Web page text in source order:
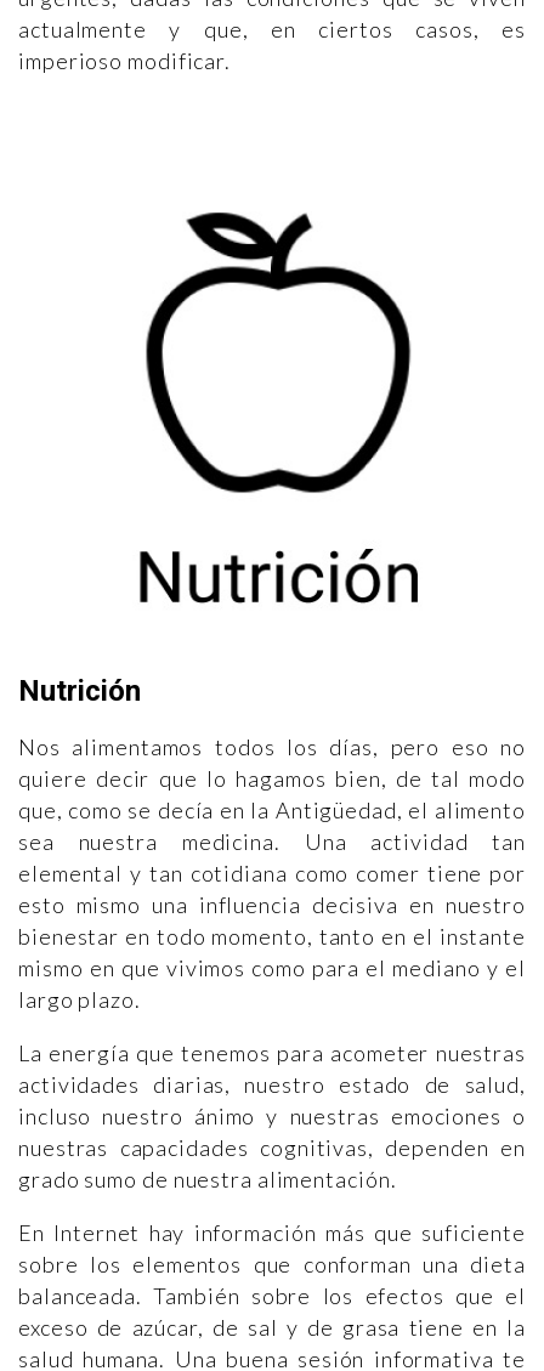
actualmente y que, en ciertos casos, es
imperioso modificar.
Nutrición
Nos alimentamos todos los días, pero eso no
quiere decir que lo hagamos bien, de tal modo
que, como se decía en la Antigüedad, el alimento
sea nuestra medicina. Una actividad tan
elemental y tan cotidiana como comer tiene por
esto mismo una influencia decisiva en nuestro
bienestar en todo momento, tanto en el instante
mismo en que vivimos como para el mediano y el
largo plazo.
La energía que tenemos para acometer nuestras
actividades diarias, nuestro estado de salud,
incluso nuestro ánimo y nuestras emociones o
nuestras capacidades cognitivas, dependen en
grado sumo de nuestra alimentación.
En Internet hay información más que suficiente
sobre los elementos que conforman una dieta
balanceada. También sobre los efectos que el
exceso de azúcar, de sal y de grasa tiene en la
salud humana. Una buena sesión informativa te